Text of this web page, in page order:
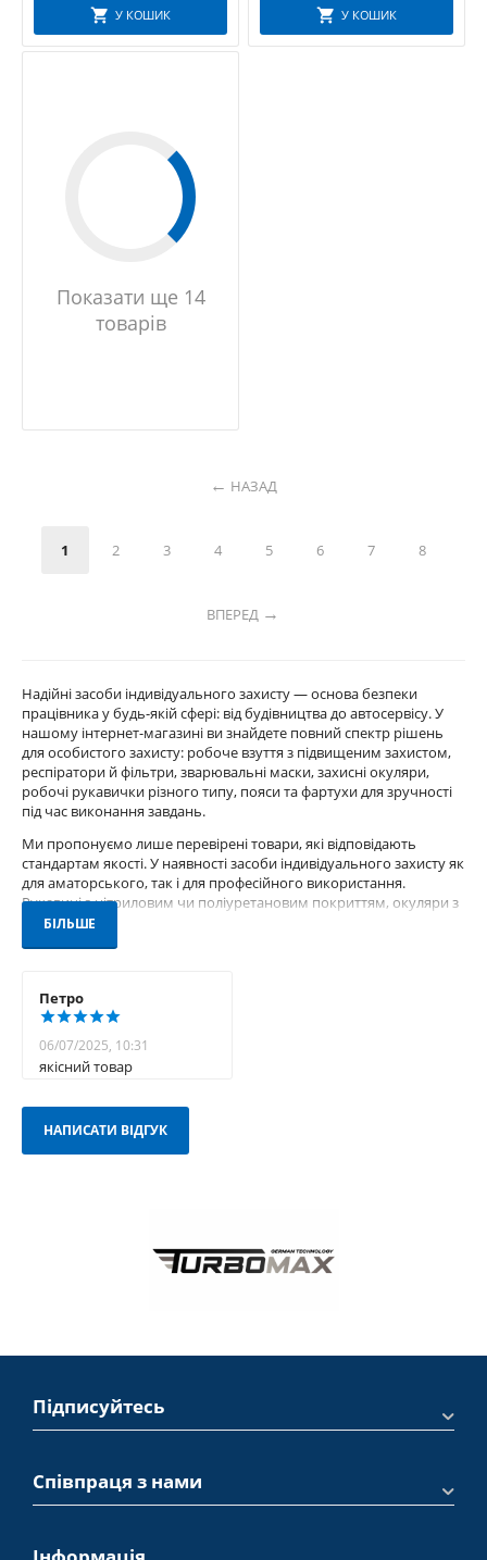
У КОШИК У КОШИК
Показати ще 14
товарів
НАЗАД
1 2 3 4 5 6 7 8
ВПЕРЕД
Надійні засоби індивідуального захисту — основа безпеки
працівника у будь-якій сфері: від будівництва до автосервісу. У
нашому інтернет-магазині ви знайдете повний спектр рішень
для особистого захисту: робоче взуття з підвищеним захистом,
респіратори й фільтри, зварювальні маски, захисні окуляри,
робочі рукавички різного типу, пояси та фартухи для зручності
під час виконання завдань.
Ми пропонуємо лише перевірені товари, які відповідають
стандартам якості. У наявності засоби індивідуального захисту як
для аматорського, так і для професійного використання.
Рукавиці з нітриловим чи поліуретановим покриттям, окуляри з
ударостійкого пластику, маски для зварювання з автоматичним
обладнанню та зберігають ваше здоров’я. Зручні фільтри для
підбору потрібного товару, швидка доставка по Україні та
Купити засоби індивідуального захисту онлайн тепер просто і
швидко.
БІЛЬШЕ
Петро
06/07/2025, 10:31
якісний товар
НАПИСАТИ ВІДГУК
Підписуйтесь
Співпраця з нами